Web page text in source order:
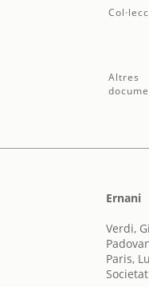
Altres
Ernani
Verdi,
Paris,